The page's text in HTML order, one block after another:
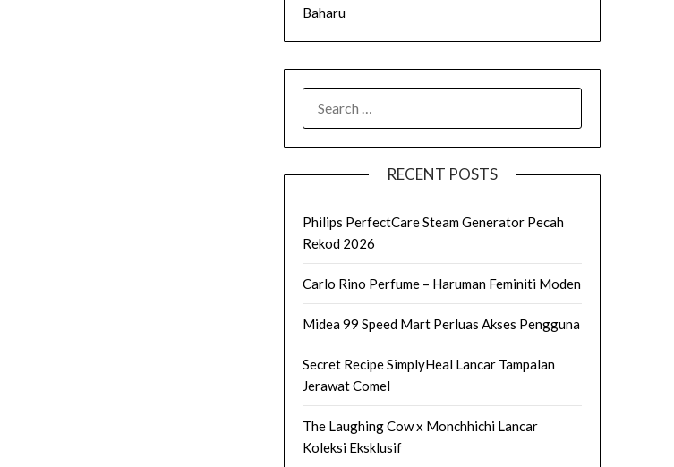
Baharu
FOR:
RECENT POSTS
Philips PerfectCare Steam Generator Pecah
Rekod 2026
Carlo Rino Perfume – Haruman Feminiti Moden
Midea 99 Speed Mart Perluas Akses Pengguna
Secret Recipe SimplyHeal Lancar Tampalan
Jerawat Comel
The Laughing Cow x Monchhichi Lancar
Koleksi Eksklusif